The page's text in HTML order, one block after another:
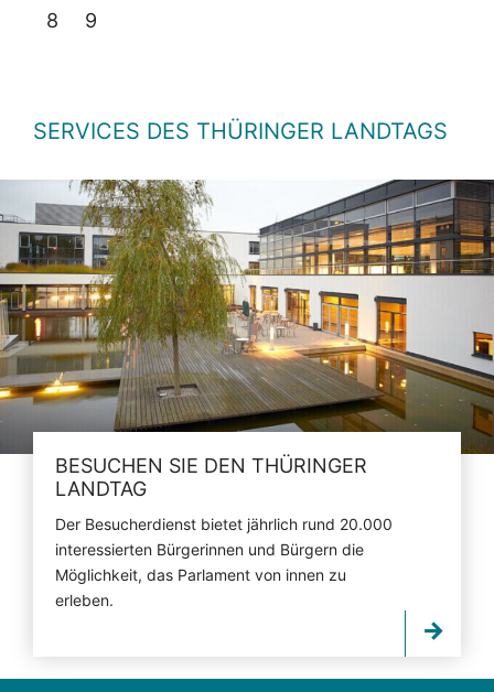
8 9
SERVICES DES THÜRINGER LANDTAGS
BESUCHEN SIE DEN THÜRINGER
LANDTAG
Der Besucherdienst bietet jährlich rund 20.000
interessierten Bürgerinnen und Bürgern die
Möglichkeit, das Parlament von innen zu
erleben.